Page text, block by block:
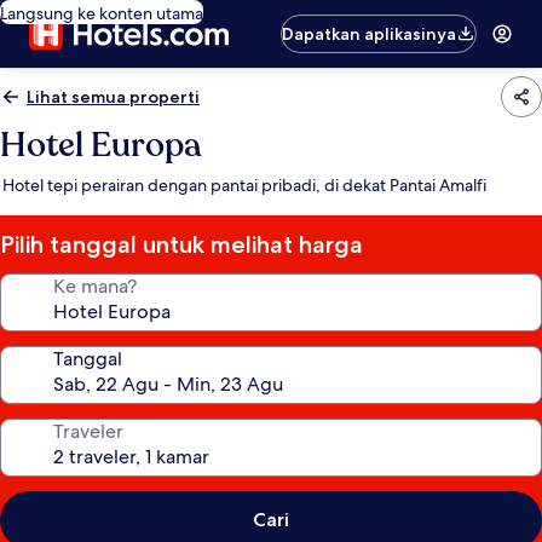
Langsung ke konten utama
Dapatkan aplikasinya
Lihat semua properti
Hotel Europa
Hotel tepi perairan dengan pantai pribadi, di dekat Pantai Amalfi
Pilih tanggal untuk melihat harga
Ke mana?
Tanggal
Traveler
Cari